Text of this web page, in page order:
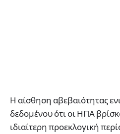
Η αίσθηση αβεβαιότητας
δεδομένου ότι οι ΗΠΑ
ιδιαίτερη προεκλογική